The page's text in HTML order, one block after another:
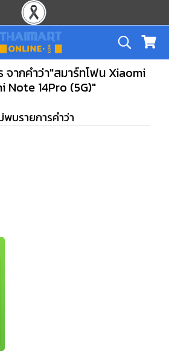
ากคำว่า"สมาร์ทโฟน Xiaomi
Note 14Pro (5G)"
พบรายการคำว่า